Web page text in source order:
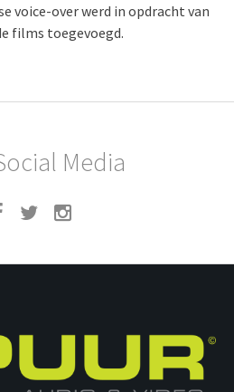
voice-over werd in opdracht van
films toegevoegd.
Media